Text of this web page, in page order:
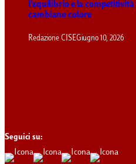
l’equilibrio e la
cambiano colore
Redazione CISEGiugno 10, 2026
Seguici su: